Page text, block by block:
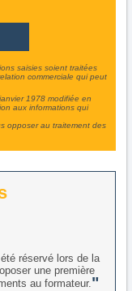
saisies soient traitées
commerciale qui peut
1978 modifiée en
aux informations qui
opposer au traitement des
réservé lors de la
une première
au formateur.